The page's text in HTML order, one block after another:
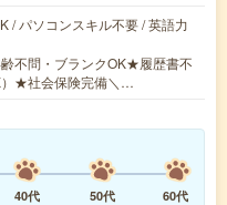
/ パソコンスキル不要 / 英語力
不問・ブランクOK★履歴書不
）★社会保険完備＼…
40代 50代
60代